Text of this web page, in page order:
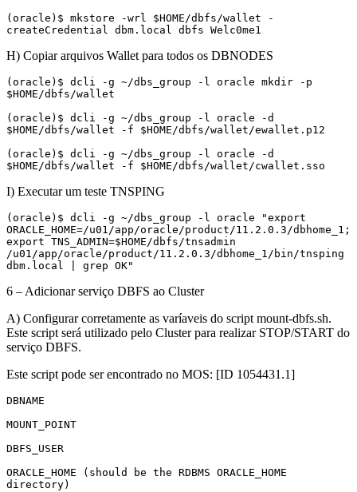
(oracle)$ mkstore -wrl $HOME/dbfs/wallet -
createCredential dbm.local dbfs Welc0me1
H) Copiar arquivos Wallet para todos os DBNODES
(oracle)$ dcli -g ~/dbs_group -l oracle mkdir -p
$HOME/dbfs/wallet
(oracle)$ dcli -g ~/dbs_group -l oracle -d
$HOME/dbfs/wallet -f $HOME/dbfs/wallet/ewallet.p12
(oracle)$ dcli -g ~/dbs_group -l oracle -d
$HOME/dbfs/wallet -f $HOME/dbfs/wallet/cwallet.sso
I) Executar um teste TNSPING
(oracle)$ dcli -g ~/dbs_group -l oracle "export
ORACLE_HOME=/u01/app/oracle/product/11.2.0.3/dbhome_1;
export TNS_ADMIN=$HOME/dbfs/tnsadmin
/u01/app/oracle/product/11.2.0.3/dbhome_1/bin/tnsping
dbm.local | grep OK"
6 – Adicionar serviço DBFS ao Cluster
A) Configurar corretamente as varíaveis do script mount-dbfs.sh.
Este script será utilizado pelo Cluster para realizar STOP/START do
serviço DBFS.
Este script pode ser encontrado no MOS: [ID 1054431.1]
DBNAME
MOUNT_POINT
DBFS_USER
ORACLE_HOME (should be the RDBMS ORACLE_HOME
directory)